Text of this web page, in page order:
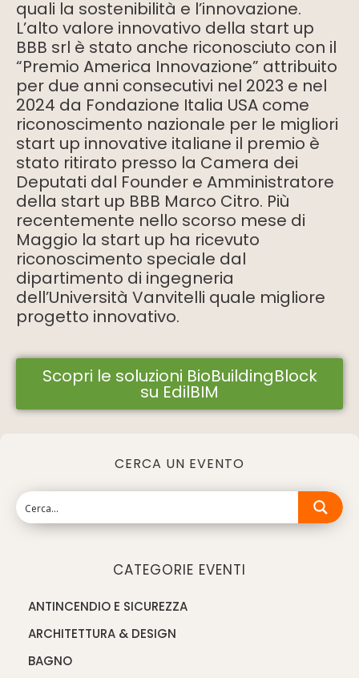
quali la sostenibilità e l’innovazione.
L’alto valore innovativo della start up
BBB srl è stato anche riconosciuto con il
“Premio America Innovazione” attribuito
per due anni consecutivi nel 2023 e nel
2024 da Fondazione Italia USA come
riconoscimento nazionale per le migliori
start up innovative italiane il premio è
stato ritirato presso la Camera dei
Deputati dal Founder e Amministratore
della start up BBB Marco Citro. Più
recentemente nello scorso mese di
Maggio la start up ha ricevuto
riconoscimento speciale dal
dipartimento di ingegneria
dell’Università Vanvitelli quale migliore
progetto innovativo.
Scopri le soluzioni BioBuildingBlock
su EdilBIM
CERCA UN EVENTO
CATEGORIE EVENTI
ANTINCENDIO E SICUREZZA
ARCHITETTURA & DESIGN
BAGNO